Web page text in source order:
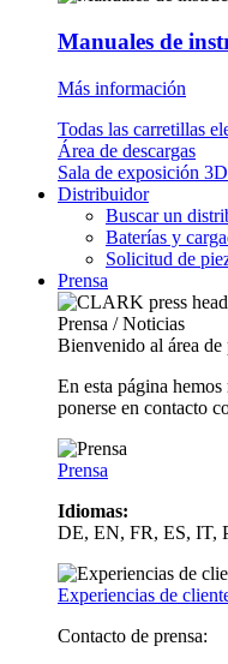
Manuales de
Más información
Todas las carretillas
Área de descargas
Sala de exposición 3D
Distribuidor
Buscar un
Baterías y
Solicitud de
Prensa
Prensa / Noticias
Bienvenido al área
En esta página
ponerse en contacto
Prensa
Idiomas:
DE, EN, FR, ES, IT,
Experiencias de
Contacto de prensa: